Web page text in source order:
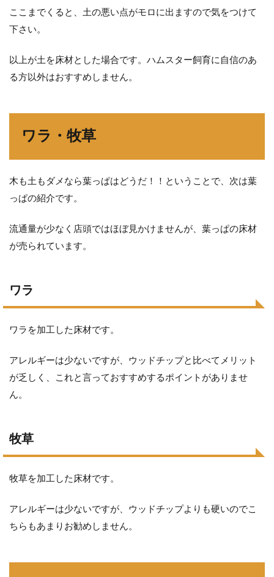
ここまでくると、土の悪い点がモロに出ますので気をつけて
下さい。
以上が土を床材とした場合です。ハムスター飼育に自信のあ
る方以外はおすすめしません。
ワラ・牧草
木も土もダメなら葉っぱはどうだ！！ということで、次は葉
っぱの紹介です。
流通量が少なく店頭ではほぼ見かけませんが、葉っぱの床材
が売られています。
ワラ
ワラを加工した床材です。
アレルギーは少ないですが、ウッドチップと比べてメリット
が乏しく、これと言っておすすめするポイントがありませ
ん。
牧草
牧草を加工した床材です。
アレルギーは少ないですが、ウッドチップよりも硬いのでこ
ちらもあまりお勧めしません。